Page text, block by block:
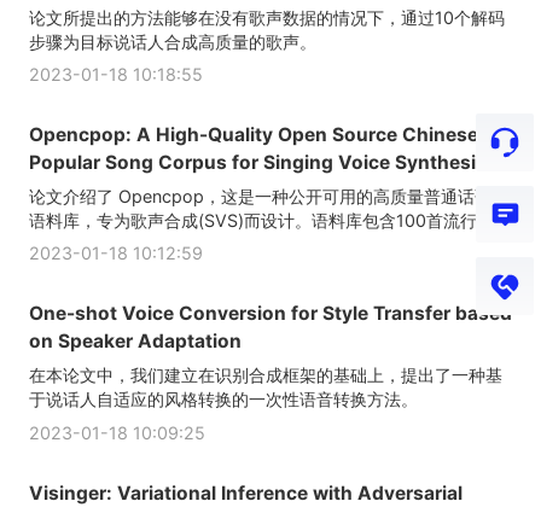
论文所提出的方法能够在没有歌声数据的情况下，通过10个解码
步骤为目标说话人合成高质量的歌声。
2023-01-18 10:18:55
Opencpop: A High-Quality Open Source Chinese
Popular Song Corpus for Singing Voice Synthesis
论文介绍了 Opencpop，这是一种公开可用的高质量普通话歌唱
语料库，专为歌声合成(SVS)而设计。语料库包含100首流行的...
2023-01-18 10:12:59
One-shot Voice Conversion for Style Transfer based
on Speaker Adaptation
在本论文中，我们建立在识别合成框架的基础上，提出了一种基
于说话人自适应的风格转换的一次性语音转换方法。
2023-01-18 10:09:25
Visinger: Variational Inference with Adversarial